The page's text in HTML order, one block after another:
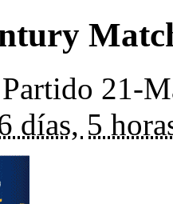
21-
días, 5